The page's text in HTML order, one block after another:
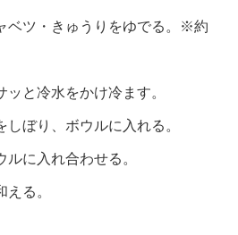
ベツ・きゅうりをゆでる。※約
と冷水をかけ冷ます。
ぼり、ボウルに入れる。
に入れ合わせる。
る。